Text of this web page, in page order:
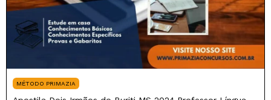
MÉTODO PRIMAZIA